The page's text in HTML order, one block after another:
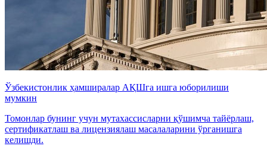
Ўзбекистонлик ҳамширалар АҚШга ишга юборилиши
мумкин
Томонлар бунинг учун мутахассисларни қўшимча тайёрлаш,
сертификатлаш ва лицензиялаш масалаларини ўрганишга
келишди.